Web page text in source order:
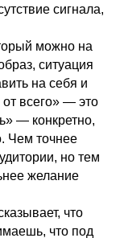
сигнала,
можно на
ситуация
на себя и
от всего» — это
— конкретно,
Чем точнее
но тем
желание
что
что под